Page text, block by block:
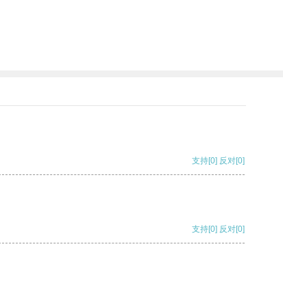
支持[0] 反对[0]
支持[0] 反对[0]